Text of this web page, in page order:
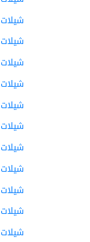
شيلات
شيلات
شيلات
شيلات
شيلات
شيلات
شيلات
شيلات
شيلات
شيلات
شيلات